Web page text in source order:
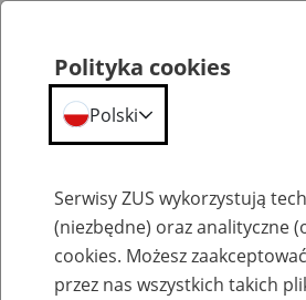
Szkolenia
Polityka cookies
Polski
Serwisy ZUS wykorzystują
(niezbędne) oraz analityczne
cookies. Możesz
przez nas wszystkich takich